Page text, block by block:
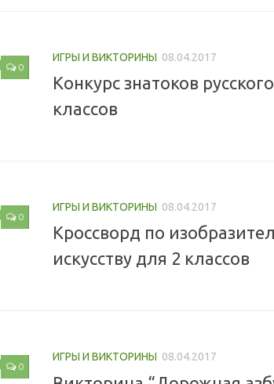
0
ИГРЫ И ВИКТОРИНЫ 08.04.2017
Конкурс знатоков
классов
0
ИГРЫ И ВИКТОРИНЫ 08.04.2017
Кроссворд по
искусству для 2 классов
0
ИГРЫ И ВИКТОРИНЫ 08.04.2017